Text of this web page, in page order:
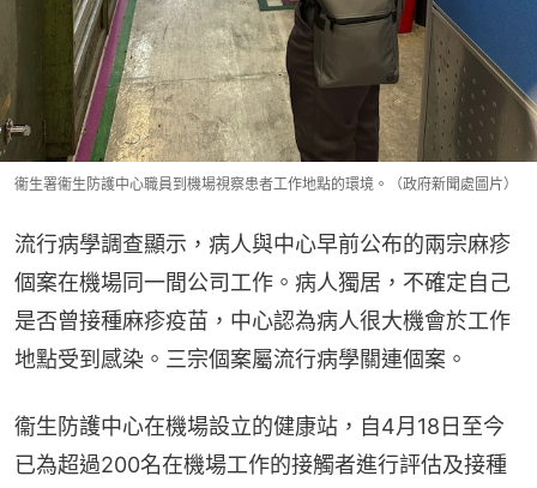
衞生署衞生防護中心職員到機場視察患者工作地點的環境。（政府新聞處圖片）
流行病學調查顯示，病人與中心早前公布的兩宗麻疹
個案在機場同一間公司工作。病人獨居，不確定自己
是否曾接種麻疹疫苗，中心認為病人很大機會於工作
地點受到感染。三宗個案屬流行病學關連個案。
衞生防護中心在機場設立的健康站，自4月18日至今
已為超過200名在機場工作的接觸者進行評估及接種